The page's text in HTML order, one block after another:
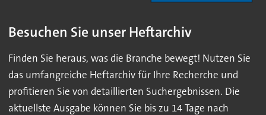
Besuchen Sie unser Heftarchiv
Finden Sie heraus, was die Branche bewegt! Nutzen Sie
das umfangreiche Heftarchiv für Ihre Recherche und
profitieren Sie von detaillierten Suchergebnissen. Die
aktuellste Ausgabe können Sie bis zu 14 Tage nach